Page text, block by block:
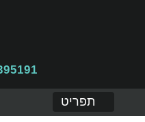
תפריט